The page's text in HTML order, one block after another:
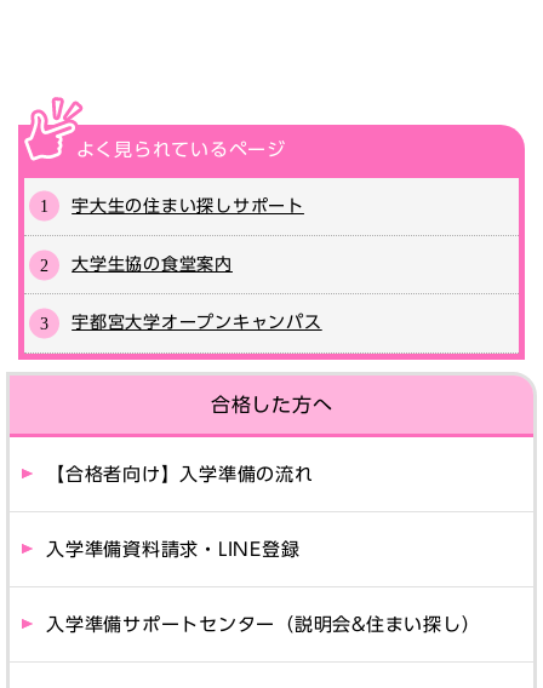
合格した方へ
【合格者向け】入学準備の流れ
入学準備資料請求・LINE登録
入学準備サポートセンター（説明会&住まい探し）
よく見られている ページ
宇大生の住まい探しサポート
大学生協の食堂案内
宇都宮大学オープンキャンパス